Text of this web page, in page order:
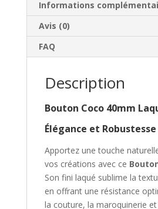
Informations
Avis (0)
FAQ
Description
Bouton Coco 40mm
Élégance et Robustesse
Apportez une touche
vos créations avec ce
Son fini laqué sublime la
en offrant une résistance
la couture, la maroquinerie et